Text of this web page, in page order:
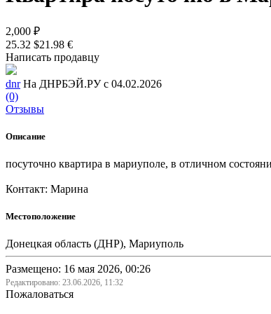
2,000 ₽
25.32 $21.98 €
Написать продавцу
dnr На ДНРБЭЙ.РУ с 04.02.2026
(0)
Отзывы
Описание
посуточно квартира в мариуполе, в отличном
Контакт: Марина
Местоположение
Донецкая область (ДНР), Мариуполь
Размещено: 16 мая 2026, 00:26
Редактировано: 23.06.2026, 11:32
Пожаловаться